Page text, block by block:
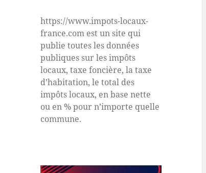
https://www.impots-locaux-
france.com est un site qui
publie toutes les données
publiques sur les impôts
locaux, taxe foncière, la taxe
d’habitation, le total des
impôts locaux, en base nette
ou en % pour n’importe quelle
commune.